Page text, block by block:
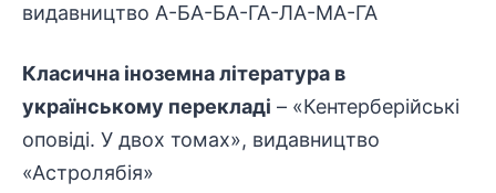
видавництво А-БА-БА-ГА-ЛА-МА-ГА
Класична іноземна література в
українському перекладі – «Кентерберійські
оповіді. У двох томах», видавництво
«Астролябія»